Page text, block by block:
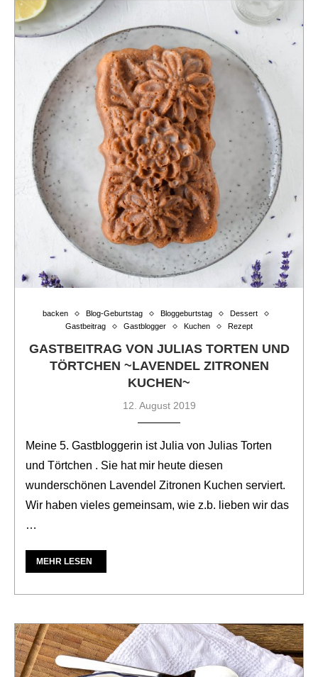
backen Blog-Geburtstag Bloggeburtstag
Dessert
Gastbeitrag
Gastblogger Kuchen Rezept
GASTBEITRAG VON JULIAS TORTEN UND
TÖRTCHEN ~LAVENDEL ZITRONEN
KUCHEN~
12. August 2019
Meine 5. Gastbloggerin ist Julia von Julias Torten
und Törtchen . Sie hat mir heute diesen
wunderschönen Lavendel Zitronen Kuchen serviert.
Wir haben vieles gemeinsam, wie z.b. lieben wir das
…
MEHR LESEN